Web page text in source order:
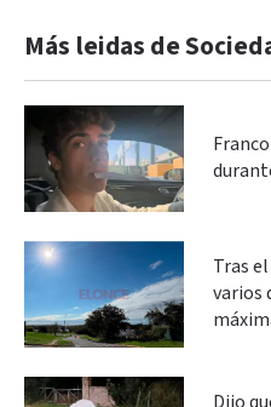
Más leidas de
Tras
varios